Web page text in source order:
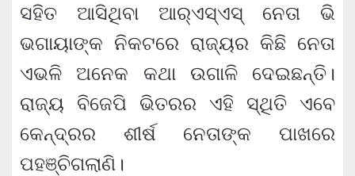
ସହିତ ଆସିଥିବା ଆର୍‌ଏସ୍ଏସ୍ ନେତା ଭି
ଭଗାୟାଙ୍କ ନିକଟରେ ରାଜ୍ୟର କିଛି ନେତା
ଏଭଳି ଅନେକ କଥା ଉଗାଳି ଦେଇଛନ୍ତି।
ରାଜ୍ୟ ବିଜେପି ଭିତରର ଏହି ସ୍ଥିତି ଏବେ
କେନ୍ଦ୍ରର ଶୀର୍ଷ ନେତାଙ୍କ ପାଖରେ
ପହଞ୍ଚିଗଲାଣି।